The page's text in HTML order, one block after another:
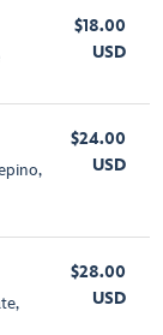
$18.00
USD
$24.00
USD
$28.00
USD